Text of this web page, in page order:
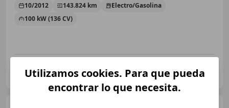
10/2012 143.824 km
Electro/Gasolina
100 kW (136 CV)
ES-28232 LAS ROZAS
Utilizamos cookies. Para que pueda
encontrar lo que necesita.